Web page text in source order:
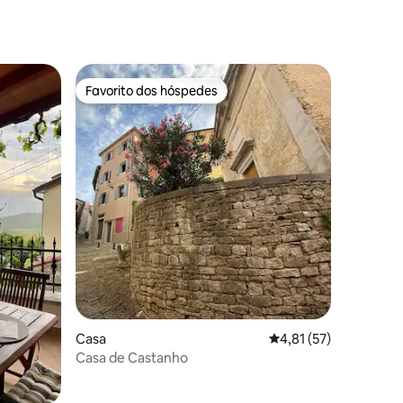
Favorito dos hóspedes
Favorito dos hóspedes
Casa Classificação média
4,81 (57)
Casa de Castanho